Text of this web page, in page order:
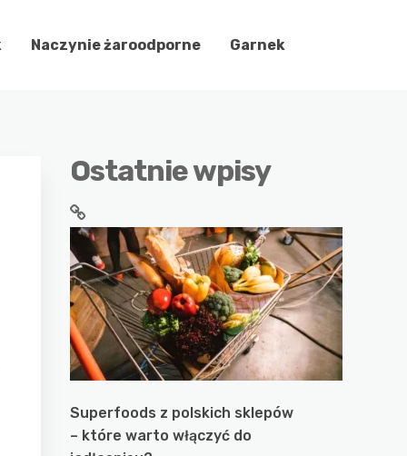
Naczynie żaroodporne Garnek
Ostatnie wpisy
Superfoods z polskich sklepów
– które warto włączyć do